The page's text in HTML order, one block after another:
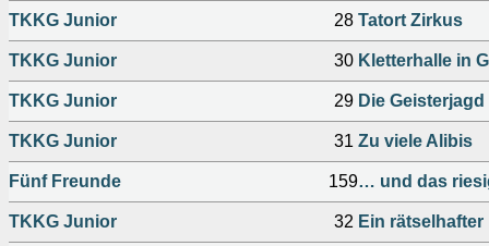
TKKG Junior 28 Tatort Zirkus
TKKG Junior 30 Kletterhalle in
TKKG Junior 29 Die Geisterjagd
TKKG Junior 31 Zu viele Alibis
Fünf Freunde 159… und das
TKKG Junior 32 Ein